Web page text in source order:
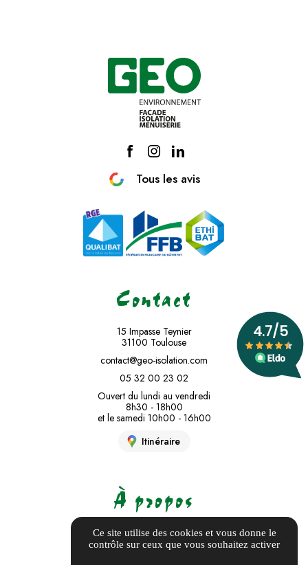
Tous les avis
Contact
15 Impasse Teynier
31100 Toulouse
contact@geo-isolation.com
05 32 00 23 02
Ouvert du lundi au vendredi
8h30 - 18h00
et le samedi 10h00 - 16h00
Itinéraire
À propos
Informations complémentaires
Mentions légales
Ce site utilise des cookies et vous donne le
contrôle sur ceux que vous souhaitez activer